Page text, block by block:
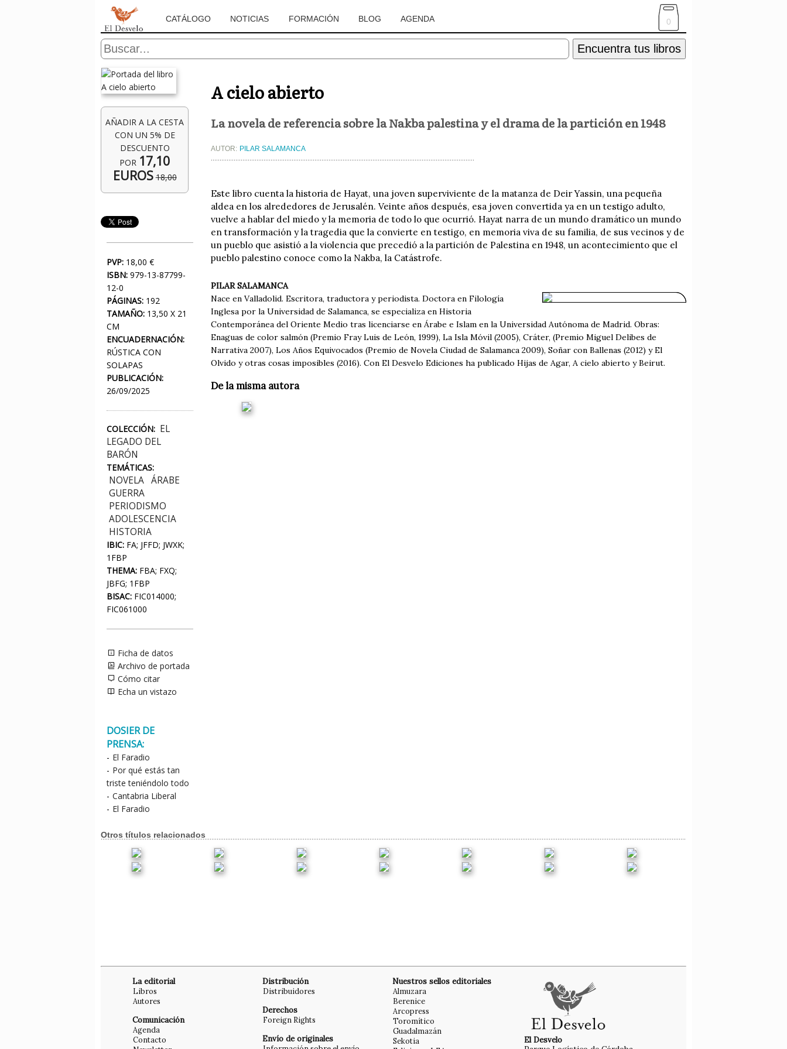
CATÁLOGO NOTICIAS FORMACIÓN BLOG AGENDA 0
Encuentra tus libros
AÑADIR A LA CESTA
CON UN 5% DE
DESCUENTO
POR 17,10
EUROS 18,00
PVP: 18,00 €
ISBN: 979-13-87799-
12-0
PÁGINAS: 192
TAMAÑO: 13,50 X 21
CM
ENCUADERNACIÓN:
RÚSTICA CON
SOLAPAS
PUBLICACIÓN:
26/09/2025
COLECCIÓN: EL
LEGADO DEL
BARÓN
TEMÁTICAS:
NOVELA ÁRABE
GUERRA
PERIODISMO
ADOLESCENCIA
HISTORIA
IBIC: FA; JFFD; JWXK;
1FBP
THEMA: FBA; FXQ;
JBFG; 1FBP
BISAC: FIC014000;
FIC061000
Ficha de datos
Archivo de portada
Cómo citar
Echa un vistazo
DOSIER DE
PRENSA:
- El Faradio
- Por qué estás tan
triste teniéndolo todo
- Cantabria Liberal
- El Faradio
A cielo abierto
La novela de referencia sobre la Nakba palestina y el drama de la partición en 1948
AUTOR: PILAR SALAMANCA
Este libro cuenta la historia de Hayat, una joven superviviente de la matanza de Deir Yassin, una pequeña
aldea en los alrededores de Jerusalén. Veinte años después, esa joven convertida ya en un testigo adulto,
vuelve a hablar del miedo y la memoria de todo lo que ocurrió. Hayat narra de un mundo dramático un mundo
en transformación y la tragedia que la convierte en testigo, en memoria viva de su familia, de sus vecinos y de
un pueblo que asistió a la violencia que precedió a la partición de Palestina en 1948, un acontecimiento que el
pueblo palestino conoce como la Nakba, la Catástrofe.
PILAR SALAMANCA
Nace en Valladolid. Escritora, traductora y periodista. Doctora en Filología
Inglesa por la Universidad de Salamanca, se especializa en Historia
Contemporánea del Oriente Medio tras licenciarse en Árabe e Islam en la Universidad Autónoma de Madrid. Obras:
Enaguas de color salmón (Premio Fray Luis de León, 1999), La Isla Móvil (2005), Cráter, (Premio Miguel Delibes de
Narrativa 2007), Los Años Equivocados (Premio de Novela Ciudad de Salamanca 2009), Soñar con Ballenas (2012) y El
Olvido y otras cosas imposibles (2016). Con El Desvelo Ediciones ha publicado Hijas de Agar, A cielo abierto y Beirut.
De la misma autora
Otros títulos relacionados
La editorial
Libros
Autores
Comunicación
Agenda
Contacto
Distribución
Distribuidores
Derechos
Foreign Rights
Envío de originales
Nuestros sellos editoriales
Almuzara
Berenice
Arcopress
Toromítico
Guadalmazán
Sekotia
El Desvelo